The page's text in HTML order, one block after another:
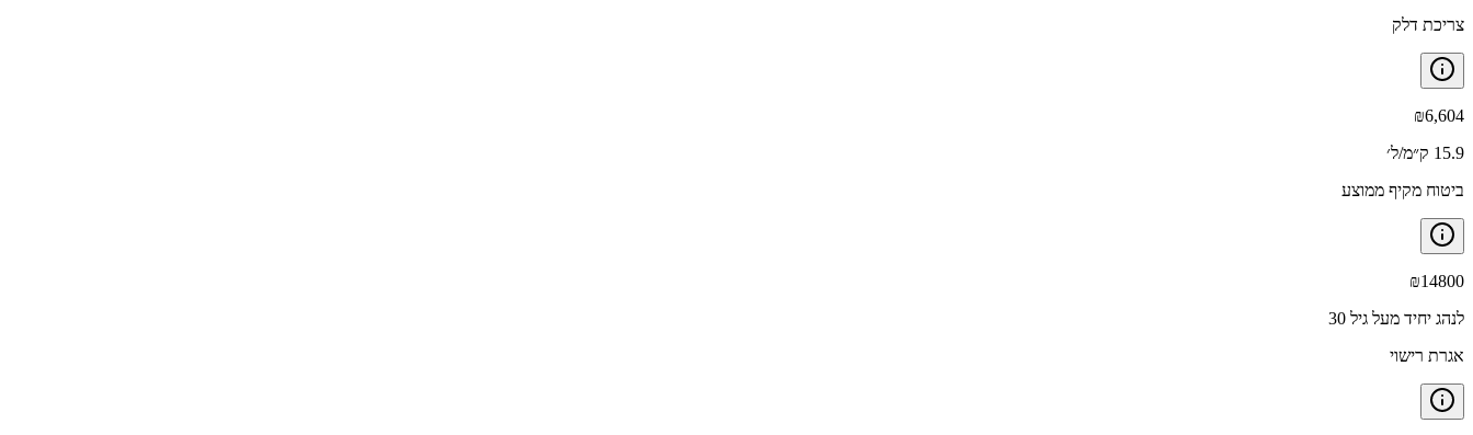
צריכת דלק
₪6,604
15.9 ק״מ/ל׳
ביטוח מקיף ממוצע
₪14800
לנהג יחיד מעל גיל 30
אגרת רישוי